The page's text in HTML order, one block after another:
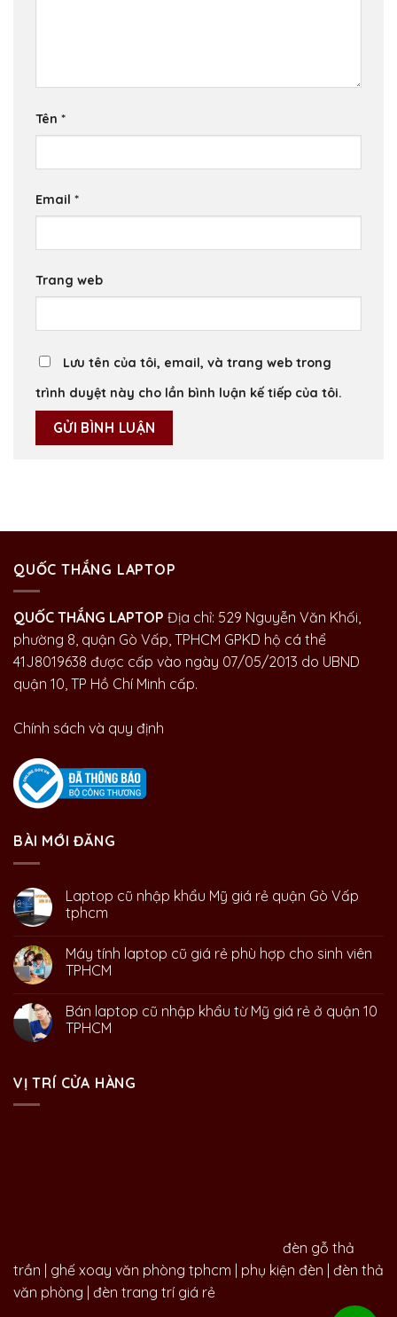
Tên *
Email *
Trang web
Lưu tên của tôi, email, và trang web trong
trình duyệt này cho lần bình luận kế tiếp của tôi.
QUỐC THẮNG LAPTOP
QUỐC THẮNG LAPTOP Địa chỉ: 529 Nguyễn Văn Khối,
phường 8, quận Gò Vấp, TPHCM GPKD hộ cá thể
41J8019638 được cấp vào ngày 07/05/2013 do UBND
quận 10, TP Hồ Chí Minh cấp.
Chính sách và quy định
BÀI MỚI ĐĂNG
Laptop cũ nhập khẩu Mỹ giá rẻ quận Gò Vấp
tphcm
Máy tính laptop cũ giá rẻ phù hợp cho sinh viên
TPHCM
Bán laptop cũ nhập khẩu từ Mỹ giá rẻ ở quận 10
TPHCM
VỊ TRÍ CỬA HÀNG
đèn gỗ thả
trần
ghế xoay văn phòng tphcm phụ kiện đèn đèn thả
văn phòng đèn trang trí giá rẻ